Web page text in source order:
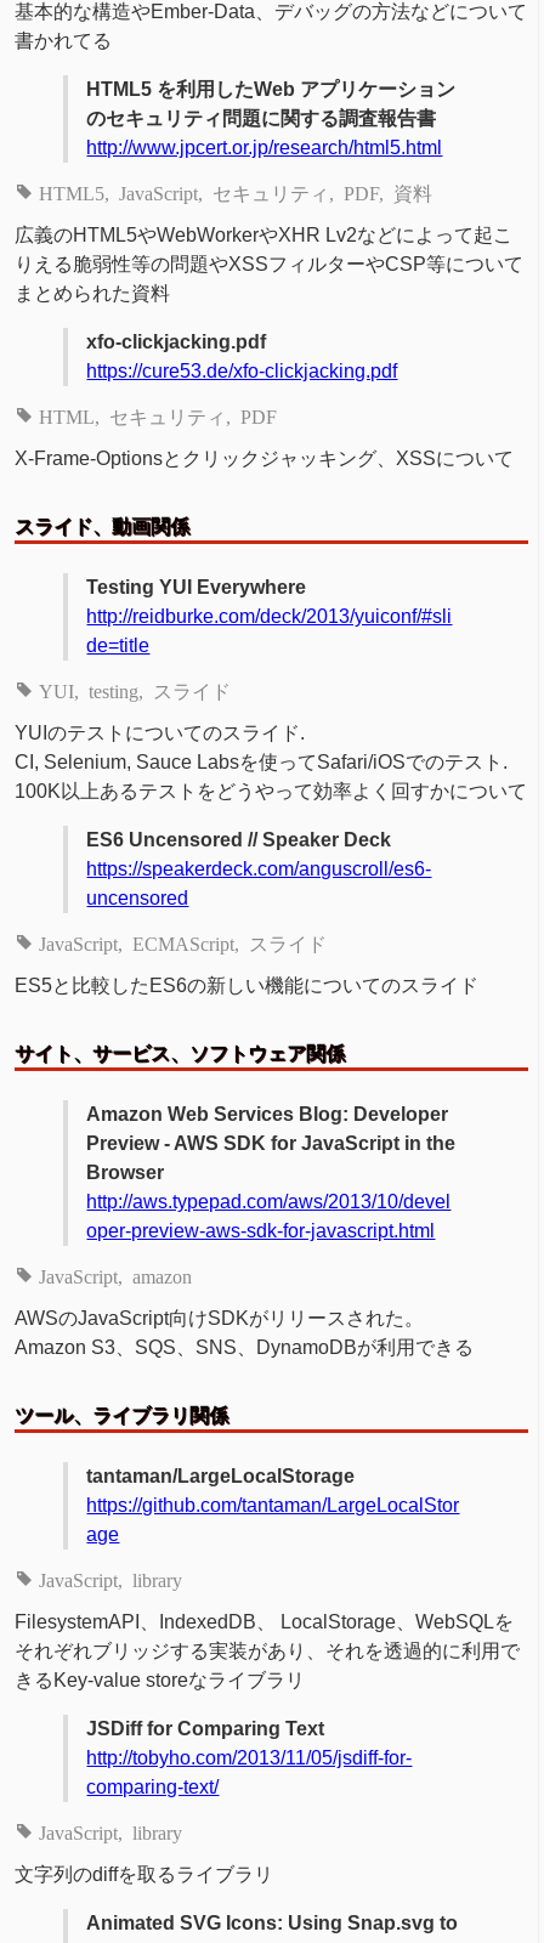
基本的な構造やEmber-Data、デバッグの方法などについて
書かれてる
HTML5 を利用したWeb アプリケーション
のセキュリティ問題に関する調査報告書
http://www.jpcert.or.jp/research/html5.html
HTML5 JavaScript セキュリティ PDF 資料
広義のHTML5やWebWorkerやXHR Lv2などによって起こ
りえる脆弱性等の問題やXSSフィルターやCSP等について
まとめられた資料
xfo-clickjacking.pdf
https://cure53.de/xfo-clickjacking.pdf
HTML セキュリティ PDF
X-Frame-Optionsとクリックジャッキング、XSSについて
スライド、動画関係
Testing YUI Everywhere
http://reidburke.com/deck/2013/yuiconf/#sli
de=title
YUI testing スライド
YUIのテストについてのスライド.
CI, Selenium, Sauce Labsを使ってSafari/iOSでのテスト.
100K以上あるテストをどうやって効率よく回すかについて
ES6 Uncensored // Speaker Deck
https://speakerdeck.com/anguscroll/es6-
uncensored
JavaScript ECMAScript スライド
ES5と比較したES6の新しい機能についてのスライド
サイト、サービス、ソフトウェア関係
Amazon Web Services Blog: Developer
Preview - AWS SDK for JavaScript in the
Browser
http://aws.typepad.com/aws/2013/10/devel
oper-preview-aws-sdk-for-javascript.html
JavaScript amazon
AWSのJavaScript向けSDKがリリースされた。
Amazon S3、SQS、SNS、DynamoDBが利用できる
ツール、ライブラリ関係
tantaman/LargeLocalStorage
https://github.com/tantaman/LargeLocalStor
age
JavaScript library
FilesystemAPI、IndexedDB、 LocalStorage、WebSQLを
それぞれブリッジする実装があり、それを透過的に利用で
きるKey-value storeなライブラリ
JSDiff for Comparing Text
http://tobyho.com/2013/11/05/jsdiff-for-
comparing-text/
JavaScript library
文字列のdiffを取るライブラリ
Animated SVG Icons: Using Snap.svg to